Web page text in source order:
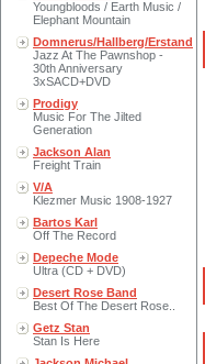
Youngbloods / Earth Music /
Elephant Mountain
Domnerus/Hallberg/Erstand
Jazz At The Pawnshop -
30th Anniversary
3xSACD+DVD
Prodigy
Music For The Jilted
Generation
Jackson Alan
Freight Train
V/A
Klezmer Music 1908-1927
Bartos Karl
Off The Record
Depeche Mode
Ultra (CD + DVD)
Desert Rose Band
Best Of The Desert Rose..
Getz Stan
Stan Is Here